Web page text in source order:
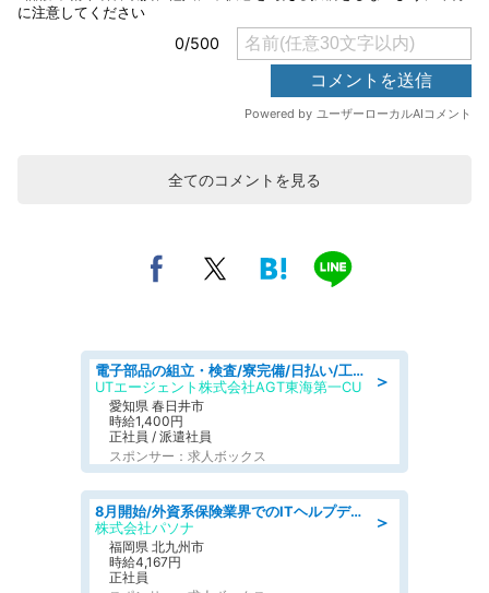
全てのコメントを見る
＞
電子部品の組立・検査/寮完備/日払い/工場・製造
UTエージェント株式会社AGT東海第一CU
愛知県 春日井市
時給1,400円
正社員 / 派遣社員
スポンサー：求人ボックス
＞
8月開始/外資系保険業界でのITヘルプデスク業務/駅近/即日勤務可/ヘルプデスク
株式会社パソナ
福岡県 北九州市
時給4,167円
正社員